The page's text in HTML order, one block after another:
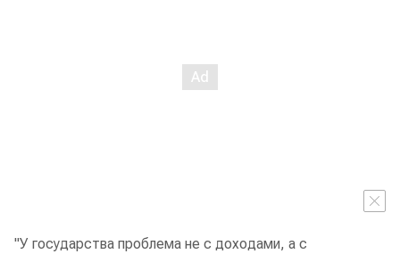
"У государства проблема не с доходами, а с